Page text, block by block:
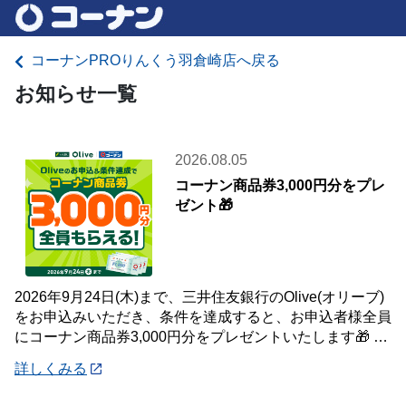
コーナンPROりんくう羽倉崎店へ戻る
お知らせ一覧
2026.08.05
コーナン商品券3,000円分をプレ
ゼント🎁
2026年9月24日(木)まで、三井住友銀行のOlive(オリーブ)
をお申込みいただき、条件を達成すると、お申込者様全員
にコーナン商品券3,000円分をプレゼントいたします🎁 詳
詳しくみる